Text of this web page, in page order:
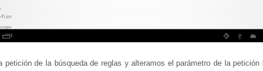
petición de la búsqueda de reglas y alteramos el parámetro de la petición